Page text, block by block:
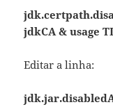
jdkCA & usage
Editar a linha: